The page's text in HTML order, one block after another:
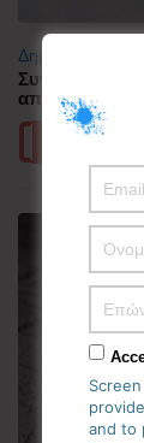
Δημοφιλή
Συνελήφθη
από 70.000
Περισσότερα
and to